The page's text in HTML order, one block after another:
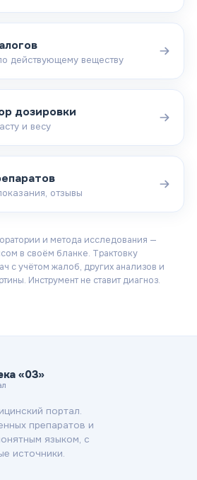
действующему веществу
дозировки
и весу
отзывы
и метода исследования —
в своём бланке. Трактовку
с учётом жалоб, других анализов и
Инструмент не ставит диагноз.
«03»
портал.
препаратов и
языком, с
источники.